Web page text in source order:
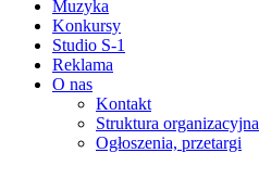
Muzyka
Konkursy
Studio S-1
Reklama
O nas
Kontakt
Struktura organizacyjna
Ogłoszenia, przetargi